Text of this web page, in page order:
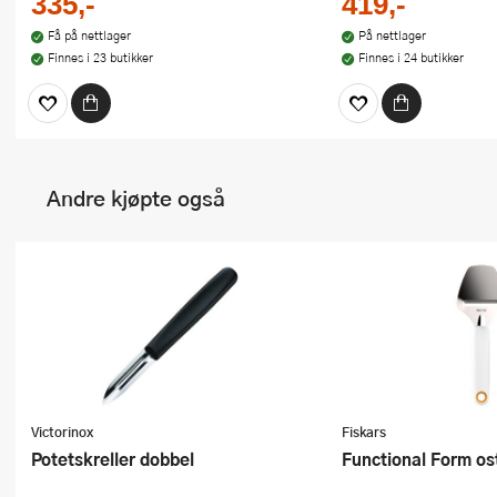
Få på nettlager
Finnes i 23 butikker
På nettlager
Finnes i 24 butikker
Andre kjøpte også
Victorinox
Potetskreller dobbel
Fiskars
Functional Form